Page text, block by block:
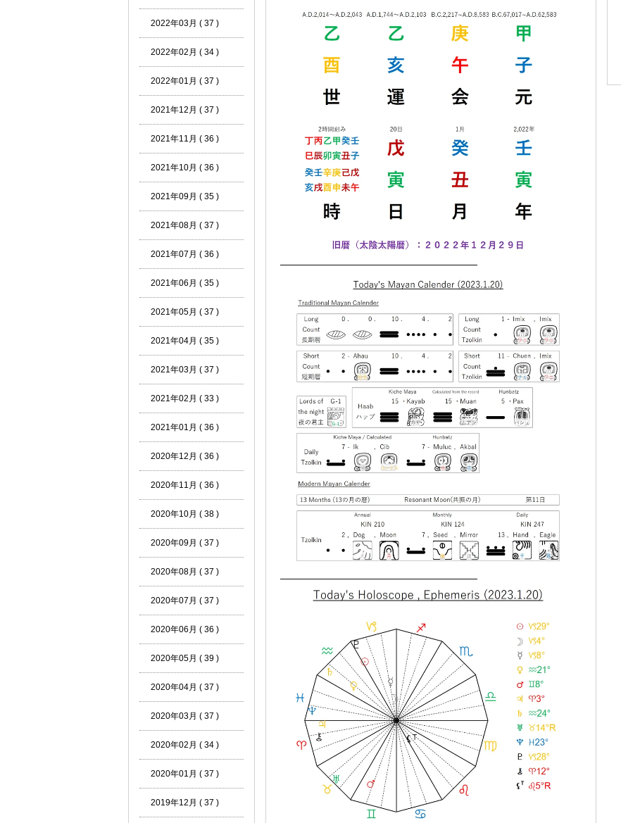
――――――――――――――――――――
――――――――――――――――――――
2022年03月 ( 37 )
2022年02月 ( 34 )
2022年01月 ( 37 )
2021年12月 ( 37 )
2021年11月 ( 36 )
2021年10月 ( 36 )
2021年09月 ( 35 )
2021年08月 ( 37 )
2021年07月 ( 36 )
2021年06月 ( 35 )
2021年05月 ( 37 )
2021年04月 ( 35 )
2021年03月 ( 37 )
2021年02月 ( 33 )
2021年01月 ( 36 )
2020年12月 ( 36 )
2020年11月 ( 36 )
2020年10月 ( 38 )
2020年09月 ( 37 )
2020年08月 ( 37 )
2020年07月 ( 37 )
2020年06月 ( 36 )
2020年05月 ( 39 )
2020年04月 ( 37 )
2020年03月 ( 37 )
2020年02月 ( 34 )
2020年01月 ( 37 )
2019年12月 ( 37 )